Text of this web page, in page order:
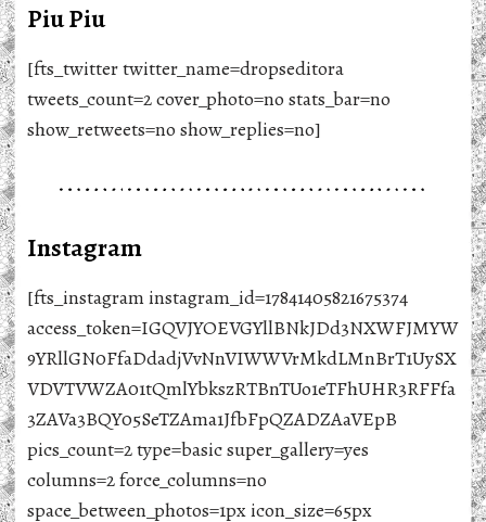
Piu Piu
[fts_twitter twitter_name=dropseditora
tweets_count=2 cover_photo=no stats_bar=no
show_retweets=no show_replies=no]
Instagram
[fts_instagram instagram_id=17841405821675374
access_token=IGQVJYOEVGYllBNkJDd3NXWFJMYW
9YRllGN0FfaDdadjVvNnVIWWVrMkdLMnBrT1UySX
VDVTVWZA01tQmlYbkszRTBnTUo1eTFhUHR3RFFfa
3ZAVa3BQY05SeTZAma1JfbFpQZADZAaVEpB
pics_count=2 type=basic super_gallery=yes
columns=2 force_columns=no
space_between_photos=1px icon_size=65px